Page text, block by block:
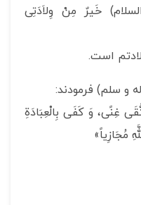
خَیرٌ مِنْ وِلاَدَتِی
است.
و سلم) فرمودند:
غِنًى، وَ كَفَى بِالْعِبَادَةِ
مُجَازِیاً»